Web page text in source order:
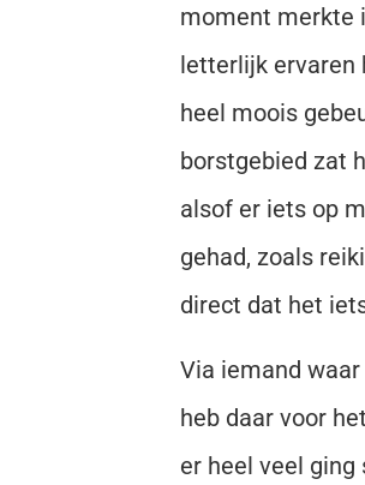
moment merkte
letterlijk ervaren
heel moois
borstgebied zat
alsof er iets op
gehad, zoals
direct dat het
Via iemand
heb daar voor
er heel veel